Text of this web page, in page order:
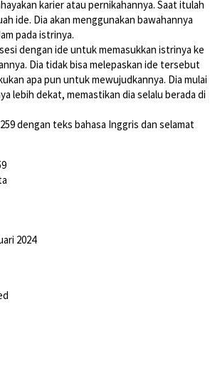
karier atau pernikahannya. Saat itulah
ide. Dia akan menggunakan bawahannya
pada istrinya.
dengan ide untuk memasukkan istrinya ke
Dia tidak bisa melepaskan ide tersebut
apa pun untuk mewujudkannya. Dia mulai
lebih dekat, memastikan dia selalu berada di
dengan teks bahasa Inggris dan selamat
2024